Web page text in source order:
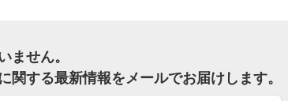
ません。
する最新情報をメールでお届けします。